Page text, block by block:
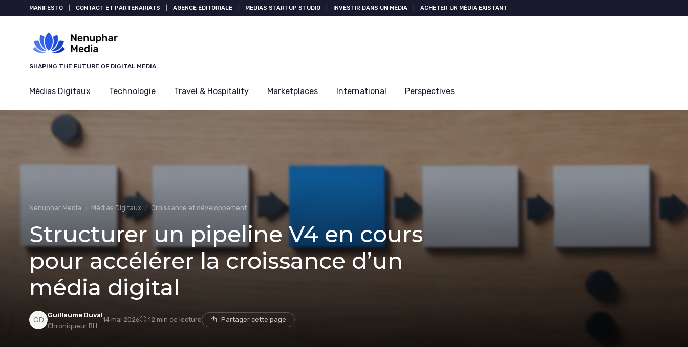
MANIFESTO CONTACT ET PARTENARIATS AGENCE ÉDITORIALE MEDIAS STARTUP STUDIO INVESTIR DANS UN MÉDIA ACHETER UN MÉDIA EXISTANT
SHAPING THE FUTURE OF DIGITAL MEDIA
Médias Digitaux Technologie Travel & Hospitality Marketplaces International Perspectives
Nenuphar Media Médias Digitaux Croissance et développement
Structurer un pipeline V4 en cours
pour accélérer la croissance d’un
média digital
Guillaume Duval
Chroniqueur RH
14 mai 2026 12 min de lecture Partager cette page
Panneau de gestion des cookies